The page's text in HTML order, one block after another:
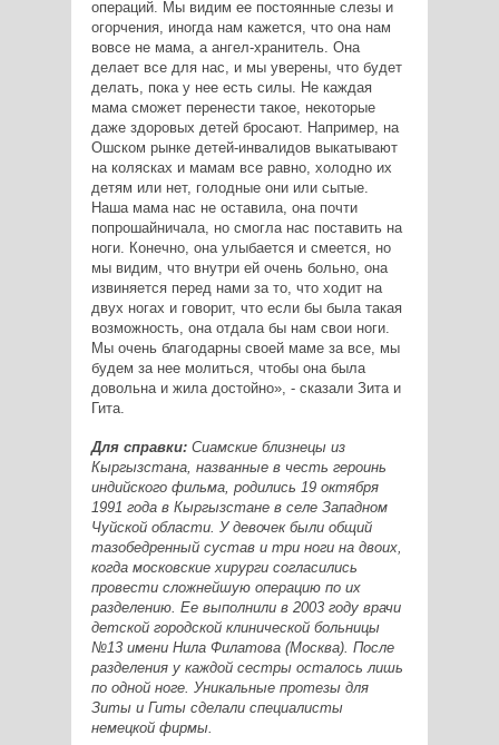
операций. Мы видим ее постоянные слезы и
огорчения, иногда нам кажется, что она нам
вовсе не мама, а ангел-хранитель. Она
делает все для нас, и мы уверены, что будет
делать, пока у нее есть силы. Не каждая
мама сможет перенести такое, некоторые
даже здоровых детей бросают. Например, на
Ошском рынке детей-инвалидов выкатывают
на колясках и мамам все равно, холодно их
детям или нет, голодные они или сытые.
Наша мама нас не оставила, она почти
попрошайничала, но смогла нас поставить на
ноги. Конечно, она улыбается и смеется, но
мы видим, что внутри ей очень больно, она
извиняется перед нами за то, что ходит на
двух ногах и говорит, что если бы была такая
возможность, она отдала бы нам свои ноги.
Мы очень благодарны своей маме за все, мы
будем за нее молиться, чтобы она была
довольна и жила достойно», - сказали Зита и
Гита.
Для справки:Сиамские близнецы из
Кыргызстана, названные в честь героинь
индийского фильма, родились 19 октября
1991 года в Кыргызстане в селе Западном
Чуйской области. У девочек были общий
тазобедренный сустав и три ноги на двоих,
когда московские хирурги согласились
провести сложнейшую операцию по их
разделению. Ее выполнили в 2003 году врачи
детской городской клинической больницы
№13 имени Нила Филатова (Москва). После
разделения у каждой сестры осталось лишь
по одной ноге. Уникальные протезы для
Зиты и Гиты сделали специалисты
немецкой фирмы.